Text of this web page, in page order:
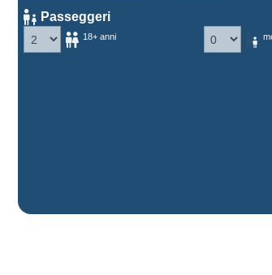
Passeggeri
18+ anni